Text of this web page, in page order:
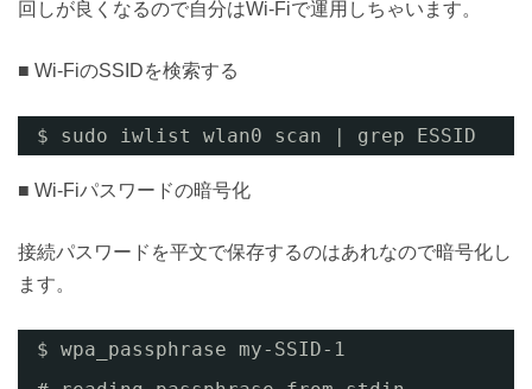
回しが良くなるので自分はWi-Fiで運用しちゃいます。
■ Wi-FiのSSIDを検索する
$ sudo iwlist wlan0 scan | grep ESSID
■ Wi-Fiパスワードの暗号化
接続パスワードを平文で保存するのはあれなので暗号化し
ます。
$ wpa_passphrase my-SSID-1